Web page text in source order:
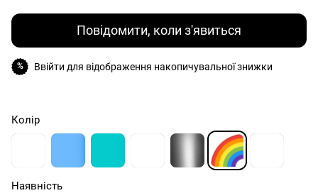
Повідомити, коли з'явиться
% Ввійти для відображення накопичувальної знижки
Колір
Наявність